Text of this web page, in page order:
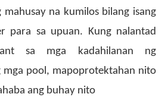
na kumilos bilang isang
para sa upuan. Kung nalantad
sa mga kadahilanan ng
mga pool, mapoprotektahan nito
ang buhay nito